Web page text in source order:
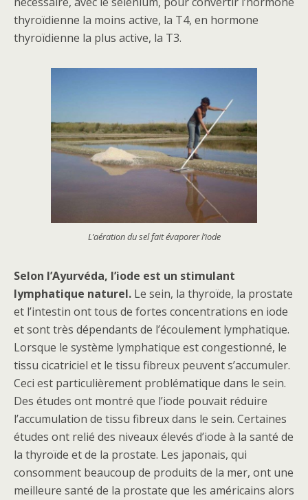
thyroïdienne la moins active, la T4, en hormone
thyroïdienne la plus active, la T3.
L’aération du sel fait évaporer l’iode
Selon l’Ayurvéda, l’iode est un stimulant
lymphatique naturel. Le sein, la thyroïde, la prostate
et l’intestin ont tous de fortes concentrations en iode
et sont très dépendants de l’écoulement lymphatique.
Lorsque le système lymphatique est congestionné, le
tissu cicatriciel et le tissu fibreux peuvent s’accumuler.
Ceci est particulièrement problématique dans le sein.
Des études ont montré que l’iode pouvait réduire
l’accumulation de tissu fibreux dans le sein. Certaines
études ont relié des niveaux élevés d’iode à la santé de
la thyroïde et de la prostate. Les japonais, qui
consomment beaucoup de produits de la mer, ont une
meilleure santé de la prostate que les américains alors